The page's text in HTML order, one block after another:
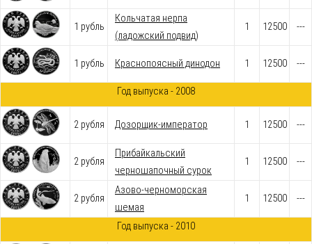
1 рубль
Кольчатая нерпа
(ладожский подвид)
1 12500 ---
1 рубль Краснопоясный динодон 1 12500 ---
Год выпуска - 2008
2 рубля Дозорщик-император 1 12500 ---
2 рубля
Прибайкальский
черношапочный сурок
1 12500 ---
2 рубля
Азово-черноморская
шемая
1 12500 ---
Год выпуска - 2010